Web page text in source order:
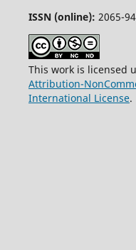
ISSN (online): 2065-
This work is licensed
Attribution-
International License.